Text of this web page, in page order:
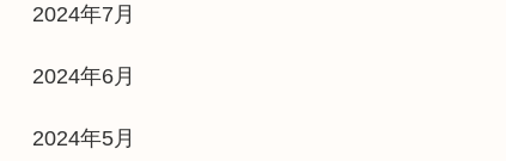
2024年7月
2024年6月
2024年5月